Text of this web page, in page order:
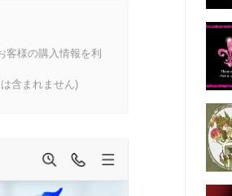
客様の購入情報を利
含まれません)